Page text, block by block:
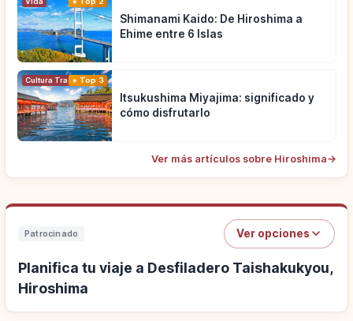
Shimanami Kaido: De Hiroshima a
Ehime entre 6 Islas
Cultura Tradicional
Top 3
Itsukushima Miyajima: significado y
cómo disfrutarlo
Ver más artículos sobre Hiroshima→
Patrocinado Ver opciones
Planifica tu viaje a Desfiladero Taishakukyou,
Hiroshima